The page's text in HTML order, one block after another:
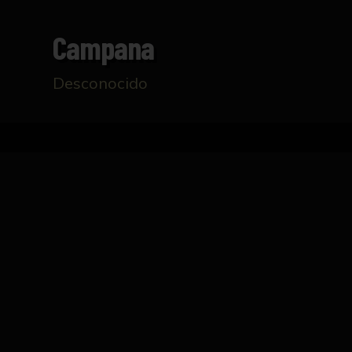
Campana
Desconocido